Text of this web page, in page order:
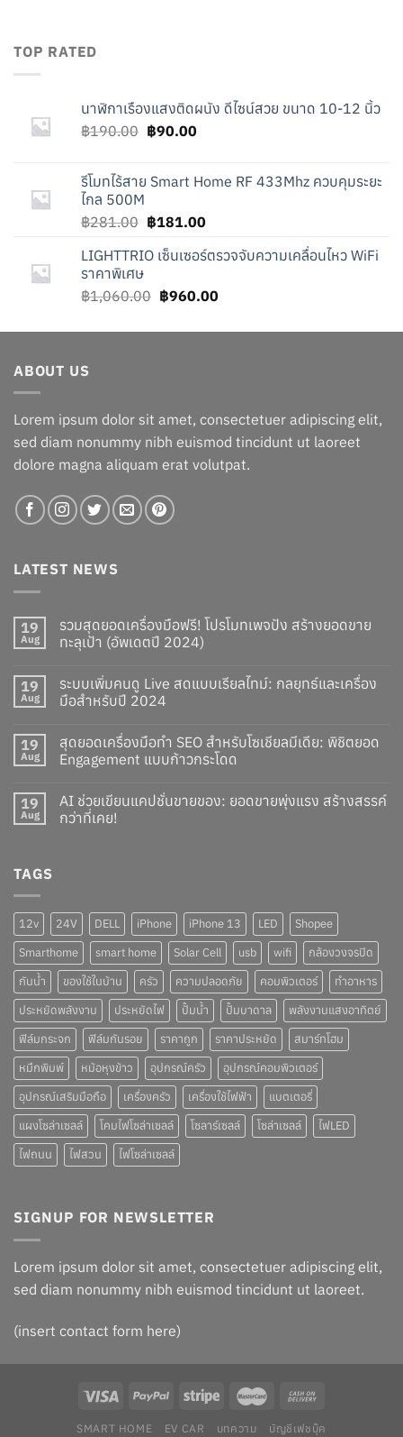
TOP RATED
นาฬิกาเรืองแสงติดผนัง ดีไซน์สวย ขนาด 10-12 นิ้ว
฿190.00 Original
฿190.00.
฿90.00Current
฿90.00.
รีโมทไร้สาย Smart Home RF 433Mhz ควบคุมระยะ
ไกล 500M
฿281.00 Original
was:
฿181.00Current
is:
LIGHTTRIO เซ็นเซอร์ตรวจจับความเคลื่อนไหว WiFi
ราคาพิเศษ
฿1,060.00 Original
was:
฿960.00Current
is:
ABOUT US
Lorem ipsum dolor sit amet, consectetuer adipiscing elit,
sed diam nonummy nibh euismod tincidunt ut laoreet
dolore magna aliquam erat volutpat.
LATEST NEWS
19
Aug
รวมสุดยอดเครื่องมือฟรี! โปรโมทเพจปัง สร้างยอดขาย
ทะลุเป้า (อัพเดตปี 2024)
19
Aug
ระบบเพิ่มคนดู Live สดแบบเรียลไทม์: กลยุทธ์และเครื่อง
มือสำหรับปี 2024
19
Aug
สุดยอดเครื่องมือทำ SEO สำหรับโซเชียลมีเดีย: พิชิตยอด
Engagement แบบก้าวกระโดด
19
Aug
AI ช่วยเขียนแคปชั่นขายของ: ยอดขายพุ่งแรง สร้างสรรค์
กว่าที่เคย!
TAGS
12v 24V DELL iPhone iPhone 13 LED
Shopee
Smarthome
smart home Solar Cell usb wifi
กล้องวงจรปิด
กันน้ำ
ของใช้ในบ้าน ครัว ความปลอดภัย คอมพิวเตอร์
ทำอาหาร
ประหยัดพลังงาน
ประหยัดไฟ ปั๊มน้ำ ปั๊มบาดาล
พลังงานแสงอาทิตย์
ฟิล์มกระจก
ฟิล์มกันรอย ราคาถูก ราคาประหยัด
สมาร์ทโฮม
หมึกพิมพ์
หม้อหุงข้าว อุปกรณ์ครัว
อุปกรณ์คอมพิวเตอร์
อุปกรณ์เสริมมือถือ
เครื่องครัว เครื่องใช้ไฟฟ้า
แบตเตอรี่
แผงโซล่าเซลล์
โคมไฟโซล่าเซลล์ โซลาร์เซลล์ โซล่าเซลล์
ไฟLED
ไฟถนน
ไฟสวน ไฟโซล่าเซลล์
SIGNUP FOR NEWSLETTER
Lorem ipsum dolor sit amet, consectetuer adipiscing elit,
sed diam nonummy nibh euismod tincidunt ut laoreet.
(insert contact form here)
SMART HOME EV CAR บทความ บัญชีเฟชบุ๊ค